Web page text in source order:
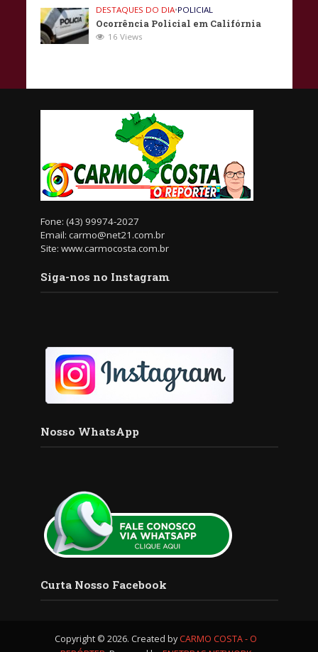
DESTAQUES DO DIA•POLICIAL
Ocorrência Policial em Califórnia
16 Views
Fone: (43) 99974-2027
Email: carmo@net21.com.br
Site: www.carmocosta.com.br
Siga-nos no Instagram
Nosso WhatsApp
Curta Nosso Facebook
Copyright © 2026. Created by CARMO COSTA - O